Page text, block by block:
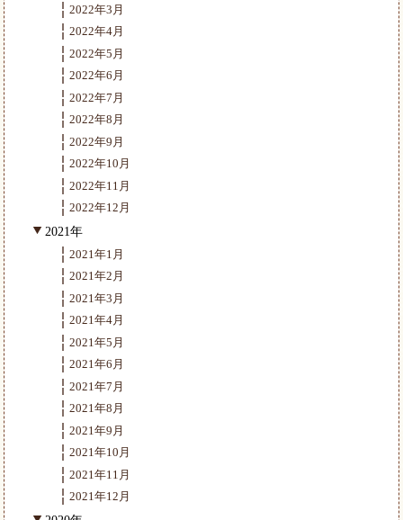
2022年3月
2022年4月
2022年5月
2022年6月
2022年7月
2022年8月
2022年9月
2022年10月
2022年11月
2022年12月
2021年
2021年1月
2021年2月
2021年3月
2021年4月
2021年5月
2021年6月
2021年7月
2021年8月
2021年9月
2021年10月
2021年11月
2021年12月